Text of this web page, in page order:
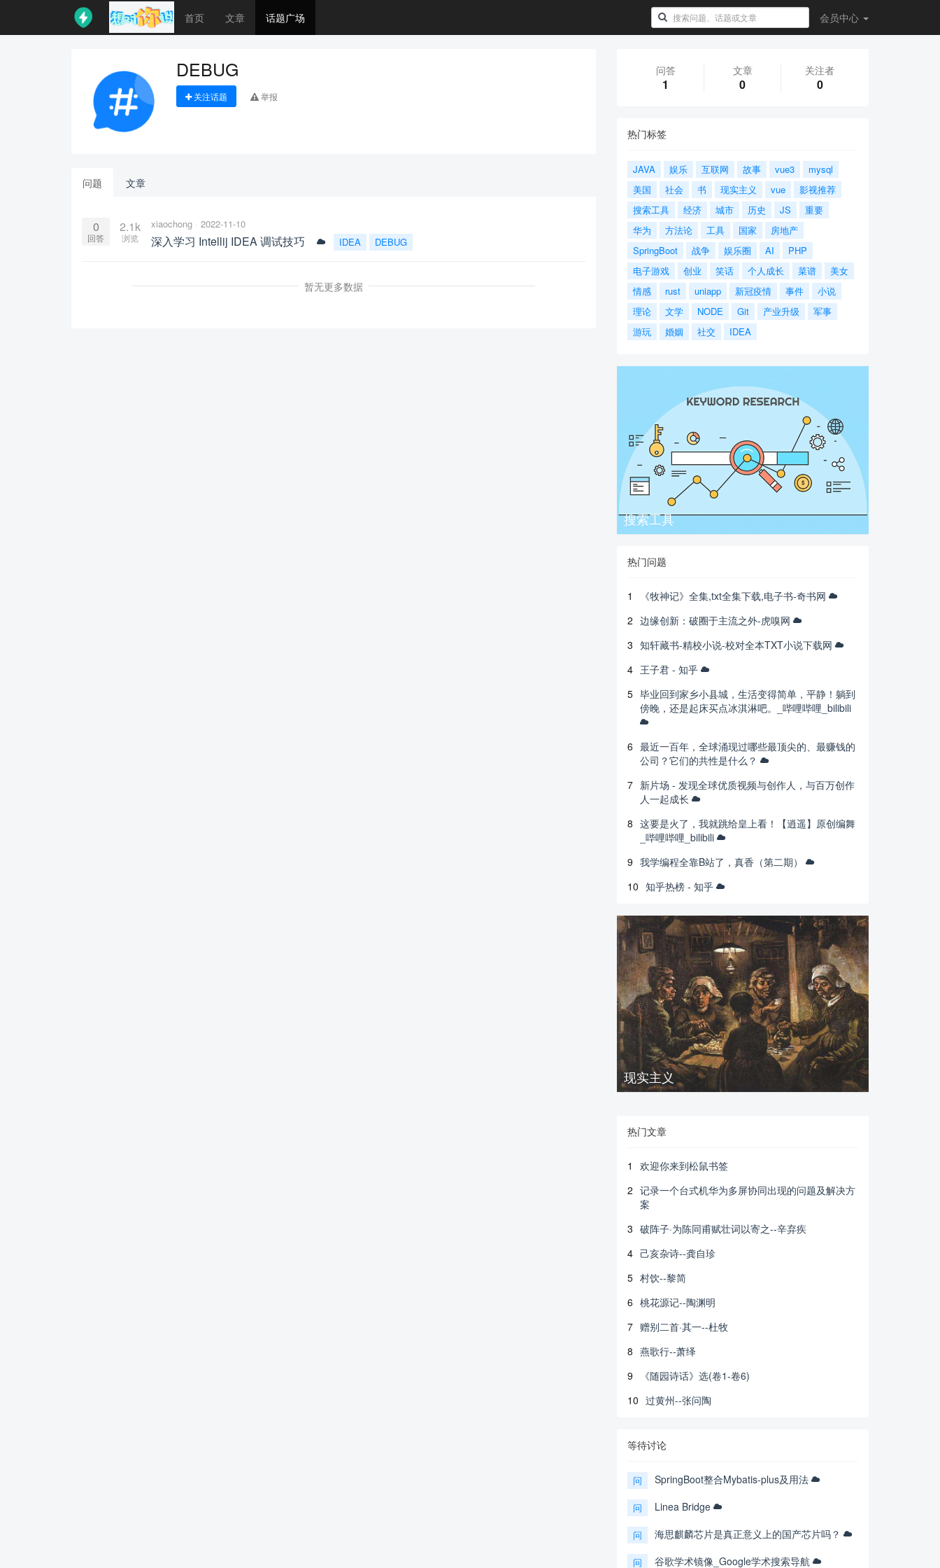
首页 文章 话题广场 会员中心
DEBUG
关注话题 举报
问题 文章
0
回答
2.1k
浏览
xiaochong 2022-11-10
深入学习 Intellij IDEA 调试技巧 IDEA DEBUG
暂无更多数据
问答
1
文章
0
关注者
0
热门标签
JAVA 娱乐 互联网 故事 vue3
mysql
美国
社会 书 现实主义 vue
影视推荐
搜索工具
经济 城市 历史 JS
重要
华为
方法论 工具 国家
房地产
SpringBoot
战争 娱乐圈 AI
PHP
电子游戏
创业 笑话 个人成长 菜谱
美女
情感
rust uniapp 新冠疫情 事件
小说
理论
文学 NODE Git 产业升级
军事
游玩
婚姻 社交 IDEA
搜索工具
热门问题
1
《牧神记》全集,txt全集下载,电子书-奇书网
2 边缘创新：破圈于主流之外-虎嗅网
3 知轩藏书-精校小说-校对全本TXT小说下载网
4 王子君 - 知乎
5 毕业回到家乡小县城，生活变得简单，平静！躺到
傍晚，还是起床买点冰淇淋吧。_哔哩哔哩_bilibili
6 最近一百年，全球涌现过哪些最顶尖的、最赚钱的
公司？它们的共性是什么？
7 新片场 - 发现全球优质视频与创作人，与百万创作
人一起成长
8 这要是火了，我就跳给皇上看！【逍遥】原创编舞
_哔哩哔哩_bilibili
9 我学编程全靠B站了，真香（第二期）
10 知乎热榜 - 知乎
现实主义
热门文章
1
欢迎你来到松鼠书签
2 记录一个台式机华为多屏协同出现的问题及解决方
案
3 破阵子·为陈同甫赋壮词以寄之--辛弃疾
4 己亥杂诗--龚自珍
5 村饮--黎简
6 桃花源记--陶渊明
7 赠别二首·其一--杜牧
8 燕歌行--萧绎
9
《随园诗话》选(卷1-卷6)
10 过黄州--张问陶
等待讨论
问 SpringBoot整合Mybatis-plus及用法
问 Linea Bridge
问 海思麒麟芯片是真正意义上的国产芯片吗？
问 谷歌学术镜像_Google学术搜索导航